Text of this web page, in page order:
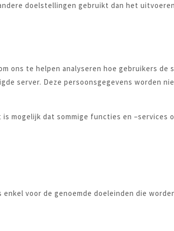
doelstellingen gebruikt dan het
ons te helpen analyseren hoe gebruikers
server. Deze persoonsgegevens worden
mogelijk dat sommige functies en
voor de genoemde doeleinden die